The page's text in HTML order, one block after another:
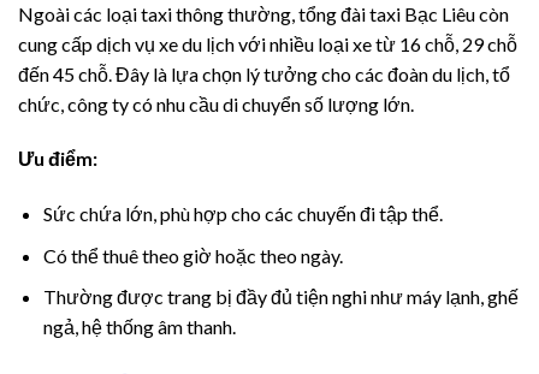
Ngoài các loại taxi thông thường, tổng đài taxi Bạc Liêu còn
cung cấp dịch vụ xe du lịch với nhiều loại xe từ 16 chỗ, 29 chỗ
đến 45 chỗ. Đây là lựa chọn lý tưởng cho các đoàn du lịch, tổ
chức, công ty có nhu cầu di chuyển số lượng lớn.
Ưu điểm:
Sức chứa lớn, phù hợp cho các chuyến đi tập thể.
Có thể thuê theo giờ hoặc theo ngày.
Thường được trang bị đầy đủ tiện nghi như máy lạnh, ghế
ngả, hệ thống âm thanh.